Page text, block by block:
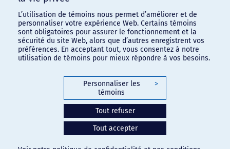
-Conditions d'utilisation
Paramètres des témoins
L’utilisation de témoins nous permet d’améliorer et de
personnaliser votre expérience Web. Certains témoins
sont obligatoires pour assurer le fonctionnement et la
sécurité du site Web, alors que d’autres enregistrent vos
préférences. En acceptant tout, vous consentez à notre
utilisation de témoins pour mieux répondre à vos besoins.
Personnaliser les
témoins
>
Tout refuser
Tout accepter